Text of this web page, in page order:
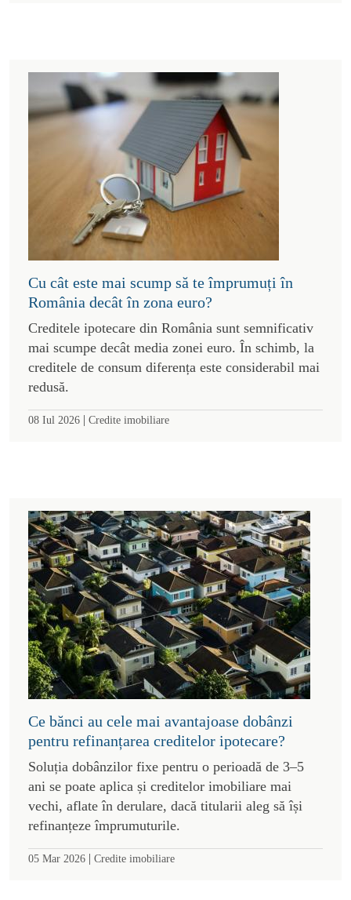
Cu cât este mai scump să te împrumuți în
România decât în zona euro?
Creditele ipotecare din România sunt semnificativ
mai scumpe decât media zonei euro. În schimb, la
creditele de consum diferența este considerabil mai
redusă.
08 Iul 2026 | Credite imobiliare
Ce bănci au cele mai avantajoase dobânzi
pentru refinanțarea creditelor ipotecare?
Soluția dobânzilor fixe pentru o perioadă de 3–5
ani se poate aplica și creditelor imobiliare mai
vechi, aflate în derulare, dacă titularii aleg să își
refinanțeze împrumuturile.
05 Mar 2026 | Credite imobiliare